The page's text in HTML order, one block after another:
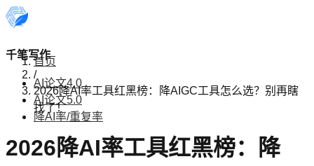
千笔写作
AI论文4.0
AI论文5.0
降AI率/重复率
首页
/
2026降AI率工具红黑榜：降AIGC工具怎么选？别再瞎
找了！
2026降AI率工具红黑榜：降